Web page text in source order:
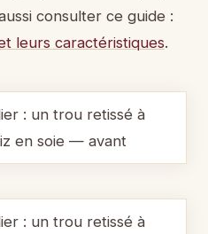
consulter ce guide :
leurs caractéristiques.